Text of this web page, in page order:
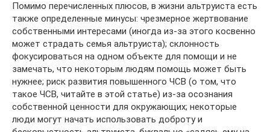
Помимо перечисленных плюсов, в жизни альтруиста есть
также определенные минусы: чрезмерное жертвование
собственными интересами (иногда из-за этого косвенно
может страдать семья альтруиста); склонность
фокусироваться на одном объекте для помощи и не
замечать, что некоторым людям помощь может быть
нужнее; риск развития повышенного ЧСВ (о том, что
такое ЧСВ, читайте в этой статье) из-за осознания
собственной ценности для окружающих; некоторые
люди могут начать использовать доброту и